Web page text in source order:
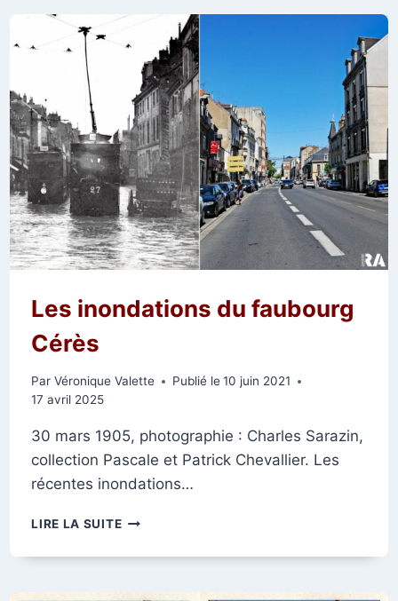
DU
SEPTEMBRE
1901
Les inondations du faubourg
Cérès
Par Véronique Valette Publié le 10 juin 2021
17 avril 2025
30 mars 1905, photographie : Charles Sarazin,
collection Pascale et Patrick Chevallier. Les
récentes inondations…
LIRE LA SUITELES
DU
CÉRÈS